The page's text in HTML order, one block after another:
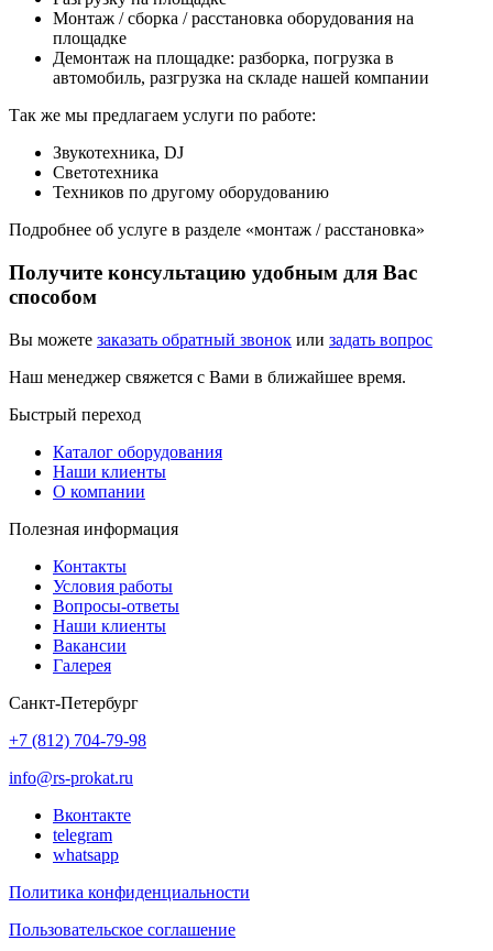
Монтаж / сборка / расстановка оборудования на
площадке
Демонтаж на площадке: разборка, погрузка в
автомобиль, разгрузка на складе нашей компании
Так же мы предлагаем услуги по работе:
Звукотехника, DJ
Светотехника
Техников по другому оборудованию
Подробнее об услуге в разделе «монтаж / расстановка»
Получите консультацию удобным для Вас
способом
Вы можете заказать обратный звонок или задать вопрос
Наш менеджер свяжется с Вами в ближайшее время.
Быстрый переход
Каталог оборудования
Наши клиенты
О компании
Полезная информация
Контакты
Условия работы
Вопросы-ответы
Наши клиенты
Вакансии
Галерея
Санкт-Петербург
+7 (812) 704-79-98
info@rs-prokat.ru
Вконтакте
telegram
whatsapp
Политика конфиденциальности
Пользовательское соглашение